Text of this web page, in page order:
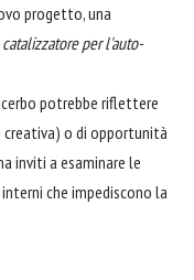
progetto, una
per l'auto-
potrebbe riflettere
o di opportunità
inviti a esaminare le
che impediscono la